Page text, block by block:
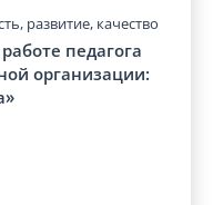
развитие, качество
педагога
организации: